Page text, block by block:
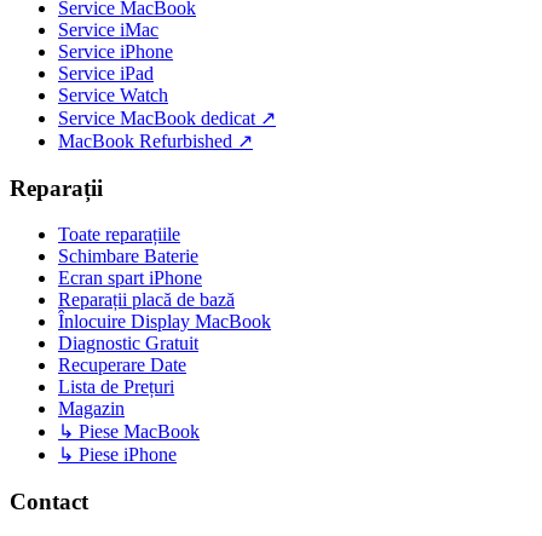
Service MacBook
Service iMac
Service iPhone
Service iPad
Service Watch
Service MacBook dedicat ↗
MacBook Refurbished ↗
Reparații
Toate reparațiile
Schimbare Baterie
Ecran spart iPhone
Reparații placă de bază
Înlocuire Display MacBook
Diagnostic Gratuit
Recuperare Date
Lista de Prețuri
Magazin
↳ Piese MacBook
↳ Piese iPhone
Contact